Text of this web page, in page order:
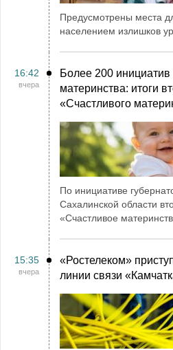
Предусмотрены места
населением излишков
16:42
вчера
Более 200
материнства: итоги
«Счастливого
По инициативе
Сахалинской области
«Счастливое
15:35
вчера
«Ростелеком»
линии связи